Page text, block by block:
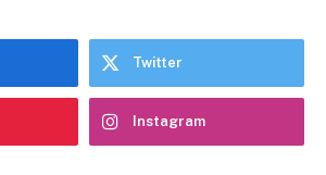
Twitter
Instagram